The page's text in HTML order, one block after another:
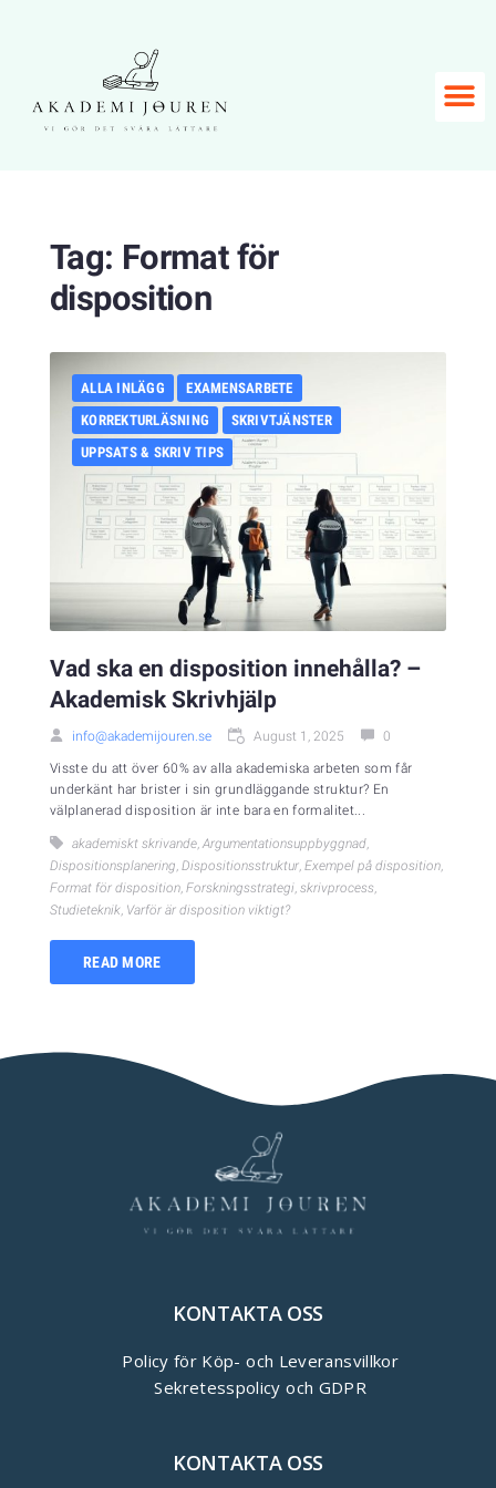
Tag: Format för
disposition
ALLA INLÄGG
EXAMENSARBETE
KORREKTURLÄSNING
SKRIVTJÄNSTER
UPPSATS & SKRIV TIPS
Vad ska en disposition innehålla? –
Akademisk Skrivhjälp
info@akademijouren.se August 1, 2025 0
Visste du att över 60% av alla akademiska arbeten som får
underkänt har brister i sin grundläggande struktur? En
välplanerad disposition är inte bara en formalitet...
akademiskt skrivande, Argumentationsuppbyggnad,
Dispositionsplanering, Dispositionsstruktur, Exempel på disposition,
Format för disposition, Forskningsstrategi, skrivprocess,
Studieteknik, Varför är disposition viktigt?
READ MORE
KONTAKTA OSS
Policy för Köp- och Leveransvillkor
Sekretesspolicy och GDPR
KONTAKTA OSS